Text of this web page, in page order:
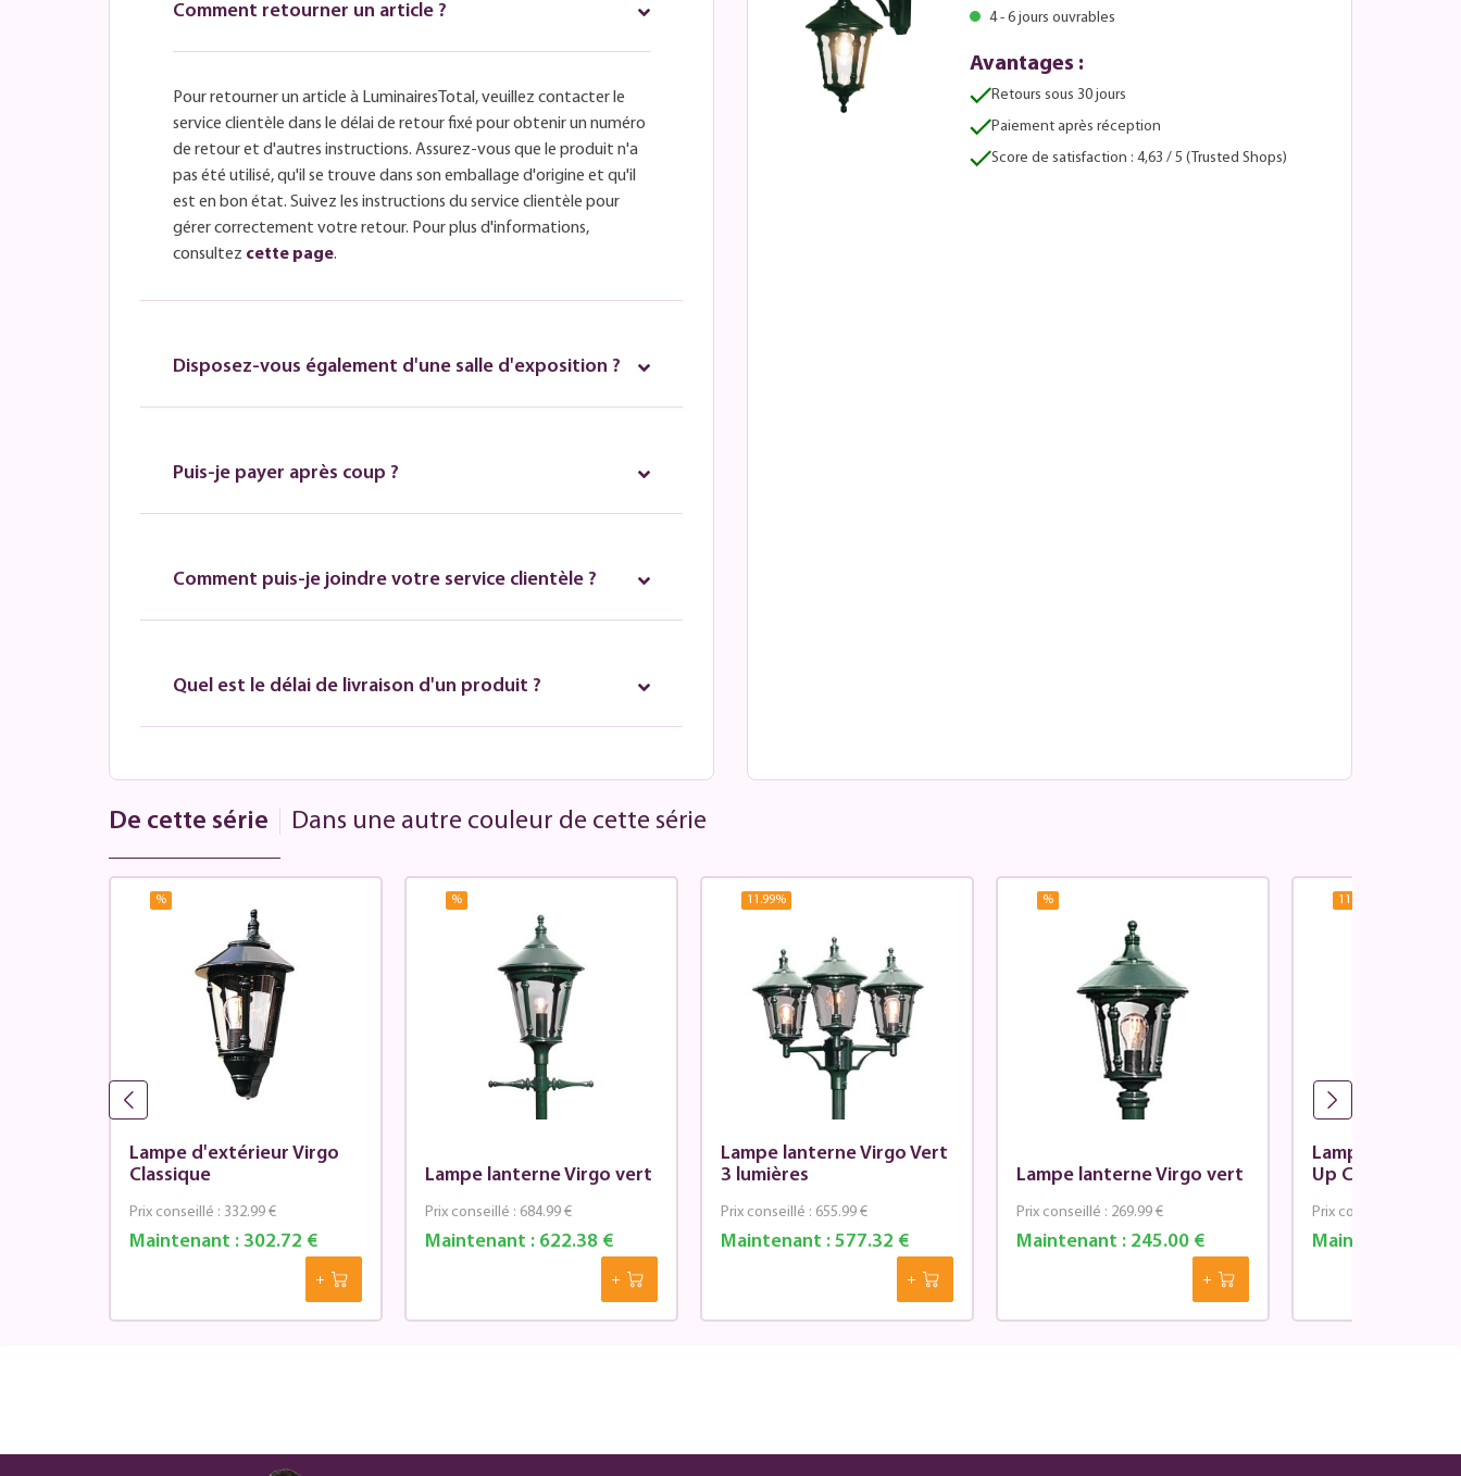
Comment retourner un article ?
Pour retourner un article à LuminairesTotal, veuillez contacter le
service clientèle dans le délai de retour fixé pour obtenir un numéro
de retour et d'autres instructions. Assurez-vous que le produit n'a
pas été utilisé, qu'il se trouve dans son emballage d'origine et qu'il
est en bon état. Suivez les instructions du service clientèle pour
gérer correctement votre retour. Pour plus d'informations,
consultez cette page.
Disposez-vous également d'une salle d'exposition ?
Puis-je payer après coup ?
Comment puis-je joindre votre service clientèle ?
Quel est le délai de livraison d'un produit ?
4 - 6 jours ouvrables
Avantages :
Retours sous 30 jours
Paiement après réception
Score de satisfaction : 4,63 / 5 (Trusted Shops)
De cette série Dans une autre couleur de cette série
%
Lampe d'extérieur Virgo
Classique
Maintenant : 302.72 €
Prix conseillé : 332.99 €
%
Lampe lanterne Virgo vert
Maintenant : 622.38 €
Prix conseillé : 684.99 €
11.99%
Lampe lanterne Virgo Vert
3 lumières
Maintenant : 577.32 €
Prix conseillé : 655.99 €
%
Lampe lanterne Virgo vert
Maintenant : 245.00 €
Prix conseillé : 269.99 €
11.75
Lampe
Up Classique
Maintenant :
Prix conseillé :